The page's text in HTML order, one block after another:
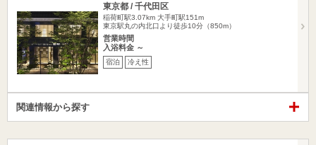
東京都 / 千代田区
稲荷町駅3.07km 大手町駅151m
東京駅丸の内北口より徒歩10分（850m）
営業時間
入浴料金 ～
宿泊 冷え性
関連情報から探す